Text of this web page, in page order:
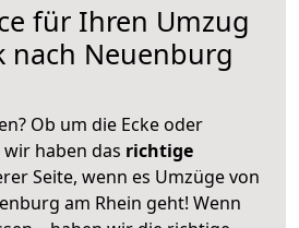
für Ihren Umzug
nach Neuenburg
Ob um die Ecke oder
haben das richtige
Seite, wenn es Umzüge von
am Rhein geht! Wenn